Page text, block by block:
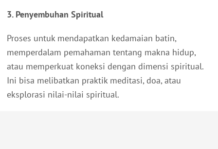
3. Penyembuhan Spiritual
Proses untuk mendapatkan kedamaian batin,
memperdalam pemahaman tentang makna hidup,
atau memperkuat koneksi dengan dimensi spiritual.
Ini bisa melibatkan praktik meditasi, doa, atau
eksplorasi nilai-nilai spiritual.